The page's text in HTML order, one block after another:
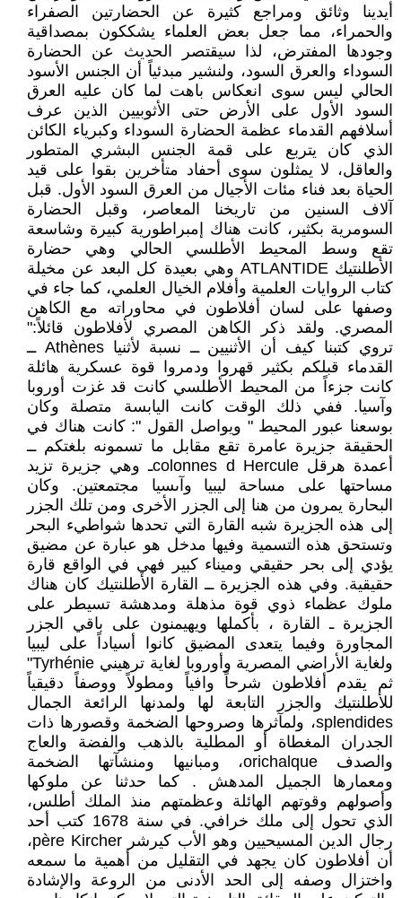
أيدينا وثائق ومراجع كثيرة عن الحضارتين الصفراء
والحمراء، مما جعل بعض العلماء يشككون بمصداقية
وجودها المفترض، لذا سيقتصر الحديث عن الحضارة
السوداء والعرق السود، ولنشير مبدئياً أن الجنس الأسود
الحالي ليس سوى انعكاس باهت لما كان عليه العرق
السود الأول على الأرض حتى الأثوبيين الذين عرف
أسلافهم القدماء عظمة الحضارة السوداء وكبرياء الكائن
الذي كان يتربع على قمة الجنس البشري المتطور
والعاقل، لا يمثلون سوى أحفاد متأخرين بقوا على قيد
الحياة بعد فناء مئات الأجيال من العرق السود الأول. قبل
آلاف السنين من تاريخنا المعاصر، وقبل الحضارة
السومرية بكثير، كانت هناك إمبراطورية كبيرة وشاسعة
تقع وسط المحيط الأطلسي الحالي وهي حضارة
الأطلنتيك ATLANTIDE وهي بعيدة كل البعد عن مخيلة
كتاب الروايات العلمية وأفلام الخيال العلمي، كما جاء في
وصفها على لسان أفلاطون في محاوراته مع الكاهن
المصري. ولقد ذكر الكاهن المصري لأفلاطون قائلاً:"
تروي كتبنا كيف أن الأثنيين ــ نسبة لأثنيا Athènes ــ
القدماء قبلكم بكثير قهروا ودمروا قوة عسكرية هائلة
كانت جزءاً من المحيط الأطلسي كانت قد غزت أوروبا
وآسيا. ففي ذلك الوقت كانت اليابسة متصلة وكان
بوسعنا عبور المحيط " ويواصل القول ": كانت هناك في
الحقيقة جزيرة عامرة تقع مقابل ما تسمونه بلغتكم ــ
أعمدة هرقل colonnes d Herculeـ وهي جزيرة تزيد
مساحتها على مساحة ليبيا وآىسيا مجتمعتين. وكان
البحارة يمرون من هنا إلى الجزر الأخرى ومن تلك الجزر
إلى هذه الجزيرة شبه القارة التي تحدها شواطيء البحر
وتستحق هذه التسمية وفيها مدخل هو عبارة عن مضيق
يؤدي إلى بحر حقيقي وميناء كبير فهي في الواقع قارة
حقيقية. وفي هذه الجزيرة ــ القارة الأطلنتيك كان هناك
ملوك عظماء ذوي قوة مذهلة ومدهشة تسيطر على
الجزيرة ـ القارة ، بأكملها ويهيمنون على باقي الجزر
المجاورة وفيما يتعدى المضيق كانوا أسياداً على ليبيا
ولغاية الأراضي المصرية وأوروبا لغاية ترهيني Tyrhénie"
ثم يقدم أفلاطون شرحاً وافياً ومطولاً ووصفاً دقيقياً
للأطلنتيك والجزر التابعة لها ولمدنها الرائعة الجمال
splendides، ولمآثرها وصروحها الضخمة وقصورها ذات
الجدران المغطاة أو المطلية بالذهب والفضة والعاج
والصدف orichalque، ومبانيها ومنشآتها الضخمة
ومعمارها الجميل المدهش . كما حدثنا عن ملوكها
وأصولهم وقوتهم الهائلة وعظمتهم منذ الملك أطلس،
الذي تحول إلى ملك خرافي. في سنة 1678 كتب أحد
رجال الدين المسيحيين وهو الأب كيرشر père Kircher،
أن أفلاطون كان يجهد في التقليل من أهمية ما سمعه
واختزال وصفه إلى الحد الأدنى من الروعة والإشادة